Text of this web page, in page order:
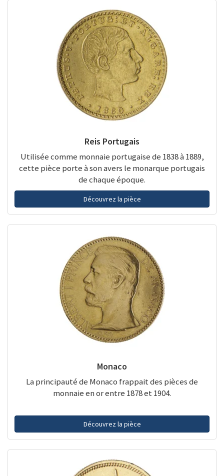
Reis Portugais
Utilisée comme monnaie portugaise de 1838 à 1889,
cette pièce porte à son avers le monarque portugais
de chaque époque.
Découvrez la pièce
Monaco
La principauté de Monaco frappait des pièces de
monnaie en or entre 1878 et 1904.
Découvrez la pièce